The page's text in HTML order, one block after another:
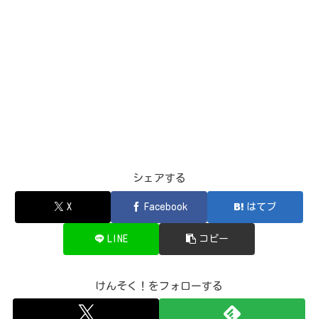
シェアする
X Facebook はてブ
LINE コピー
けんそく！をフォローする